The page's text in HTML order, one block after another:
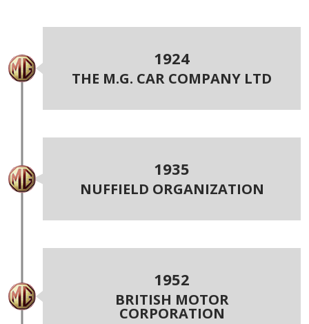
FÓRUM
MARCA
MG
1924
THE M.G. CAR COMPANY LTD
1935
NUFFIELD ORGANIZATION
1952
BRITISH MOTOR
CORPORATION